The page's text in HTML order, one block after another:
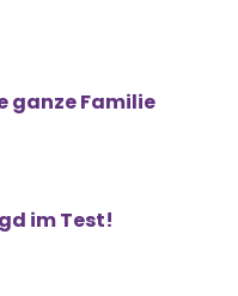
ganze Familie
im Test!